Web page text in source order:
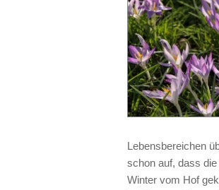
Lebensbereichen
schon auf, dass
Winter vom Hof